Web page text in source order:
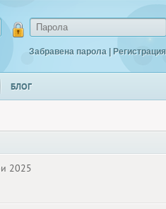
Забравена парола | Регистрация
БЛОГ
2025